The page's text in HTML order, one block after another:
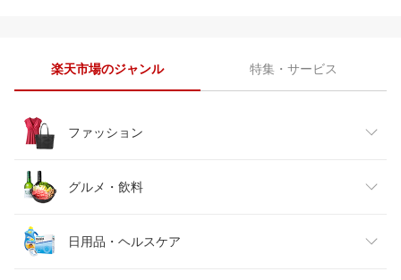
楽天市場のジャンル 特集・サービス
ファッション
レディースファッション
メンズファッション
グルメ・飲料
食品
日用品・ヘルスケア